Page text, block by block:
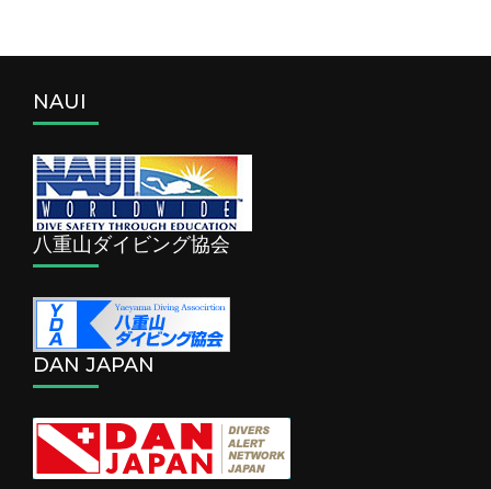
NAUI
八重山ダイビング協会
DAN JAPAN